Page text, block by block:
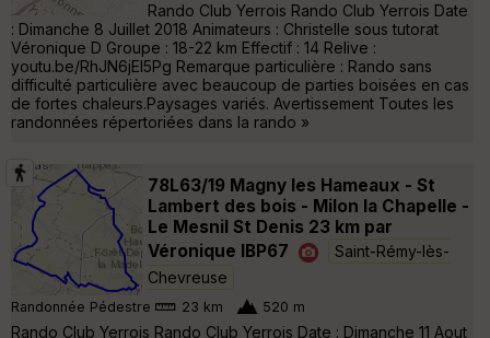
Rando Club Yerrois Rando Club Yerrois Date
: Dimanche 8 Juillet 2018 Animateurs : Christelle sous tutorat
Véronique D Groupe : 18-22 km Effectif : 14 Relive :
youtu.be/RhJN6jEI5Pg Remarque particulière : Rando sans
difficulté particulière avec beaucoup de parties boisées en cas
de fortes chaleurs.Paysages variés. Avertissement Toutes les
randonnées répertoriées dans la rando »
78L63/19 Magny les Hameaux - St
Lambert des bois - Milon la Chapelle -
Le Mesnil St Denis 23 km par
Véronique IBP67
Saint-Rémy-lès-
Chevreuse
Randonnée Pédestre 23 km 520 m
Rando Club Yerrois Rando Club Yerrois Date : Dimanche 11 Aout